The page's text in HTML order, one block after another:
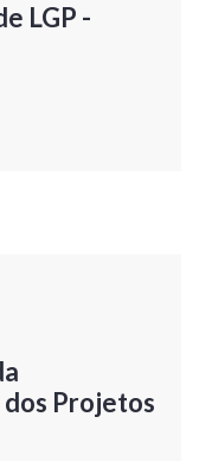
LGP -
dos Projetos